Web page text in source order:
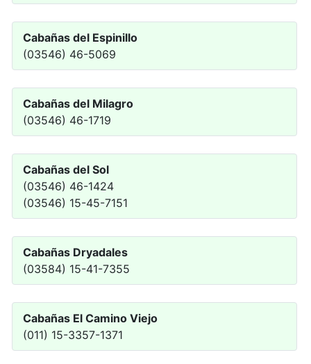
Cabañas del Espinillo
(03546) 46-5069
Cabañas del Milagro
(03546) 46-1719
Cabañas del Sol
(03546) 46-1424
(03546) 15-45-7151
Cabañas Dryadales
(03584) 15-41-7355
Cabañas El Camino Viejo
(011) 15-3357-1371